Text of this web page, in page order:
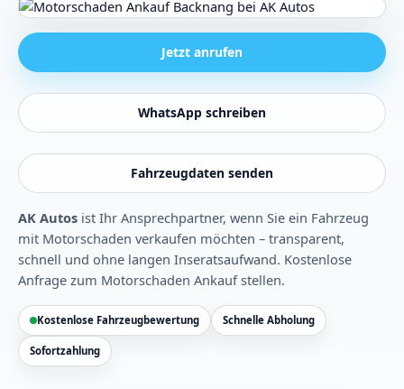
Jetzt anrufen
WhatsApp schreiben
Fahrzeugdaten senden
AK Autos ist Ihr Ansprechpartner, wenn Sie ein Fahrzeug
mit Motorschaden verkaufen möchten – transparent,
schnell und ohne langen Inseratsaufwand. Kostenlose
Anfrage zum Motorschaden Ankauf stellen.
Kostenlose Fahrzeugbewertung Schnelle Abholung
Sofortzahlung